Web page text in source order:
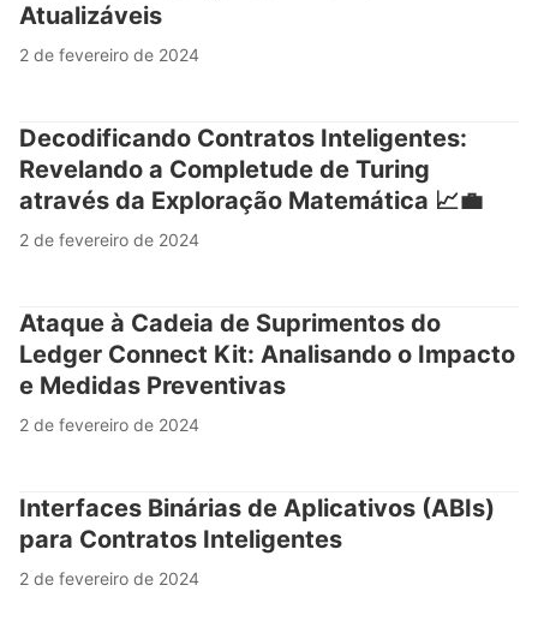
Atualizáveis
2 de fevereiro de 2024
Decodificando Contratos Inteligentes:
Revelando a Completude de Turing
através da Exploração Matemática 📈💼
2 de fevereiro de 2024
Ataque à Cadeia de Suprimentos do
Ledger Connect Kit: Analisando o Impacto
e Medidas Preventivas
2 de fevereiro de 2024
Interfaces Binárias de Aplicativos (ABIs)
para Contratos Inteligentes
2 de fevereiro de 2024